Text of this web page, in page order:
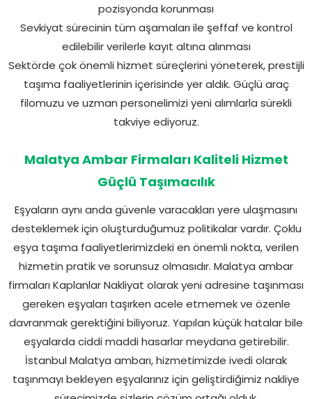
pozisyonda korunması
Sevkiyat sürecinin tüm aşamaları ile şeffaf ve kontrol
edilebilir verilerle kayıt altına alınması
Sektörde çok önemli hizmet süreçlerini yöneterek, prestijli
taşıma faaliyetlerinin içerisinde yer aldık. Güçlü araç
filomuzu ve uzman personelimizi yeni alımlarla sürekli
takviye ediyoruz.
Malatya Ambar Firmaları Kaliteli Hizmet
Güçlü Taşımacılık
Eşyaların aynı anda güvenle varacakları yere ulaşmasını
desteklemek için oluşturduğumuz politikalar vardır. Çoklu
eşya taşıma faaliyetlerimizdeki en önemli nokta, verilen
hizmetin pratik ve sorunsuz olmasıdır. Malatya ambar
firmaları Kaplanlar Nakliyat olarak yeni adresine taşınması
gereken eşyaları taşırken acele etmemek ve özenle
davranmak gerektiğini biliyoruz. Yapılan küçük hatalar bile
eşyalarda ciddi maddi hasarlar meydana getirebilir.
İstanbul Malatya ambarı, hizmetimizde ivedi olarak
taşınmayı bekleyen eşyalarınız için geliştirdiğimiz nakliye